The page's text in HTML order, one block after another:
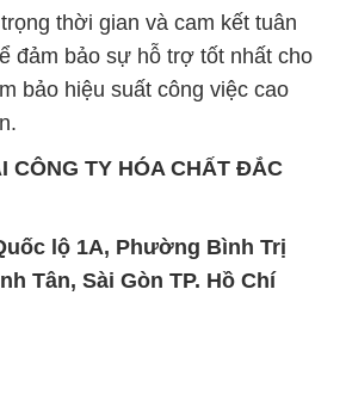
thời gian và cam kết tuân
đảm bảo sự hỗ trợ tốt nhất cho
bảo hiệu suất công việc cao
CÔNG TY HÓA CHẤT ĐẮC
lộ 1A, Phường Bình Trị
Tân, Sài Gòn TP. Hồ Chí